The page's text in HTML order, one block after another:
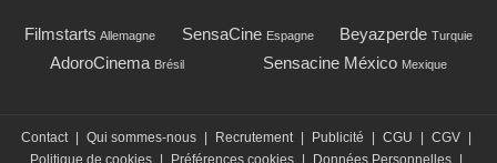
Filmstarts Allemagne SensaCine Espagne Beyazperde Turquie
AdoroCinema Brésil Sensacine México Mexique
Contact Qui sommes-nous Recrutement Publicité CGU CGV